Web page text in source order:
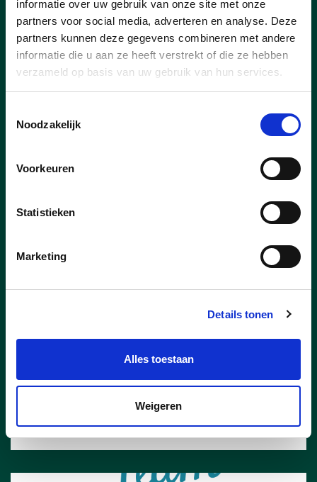
informatie over uw gebruik van onze site met onze
partners voor social media, adverteren en analyse. Deze
partners kunnen deze gegevens combineren met andere
informatie die u aan ze heeft verstrekt of die ze hebben
verzameld op basis van uw gebruik van hun services.
Noodzakelijk
Voorkeuren
Statistieken
Marketing
Details tonen
Alles toestaan
Weigeren
Boonen uit Tielen
25/07/24
mama van een dochter van 18 en al 24
jaar werkzaam als verpleegkundige binnen
Leerlingenbegeleiding. “Werken op het
ik gezondheid voor iedereen, heel
belangrijk vind. Binnen mijn job zetten we
gezinsleven, wat toch wel de hoogste
lees meer